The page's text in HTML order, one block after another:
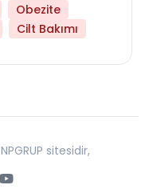
Obezite
Cilt Bakımı
sitesidir,